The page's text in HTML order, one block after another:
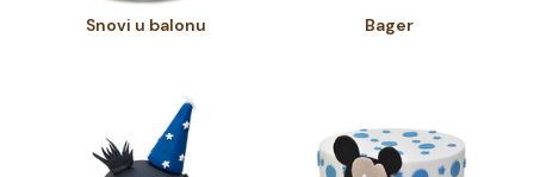
Snovi u balonu Bager